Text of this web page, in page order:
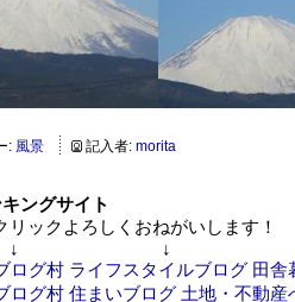
: 風景 記入者: morita
ングサイト
ックよろしくおねがいします！
↓